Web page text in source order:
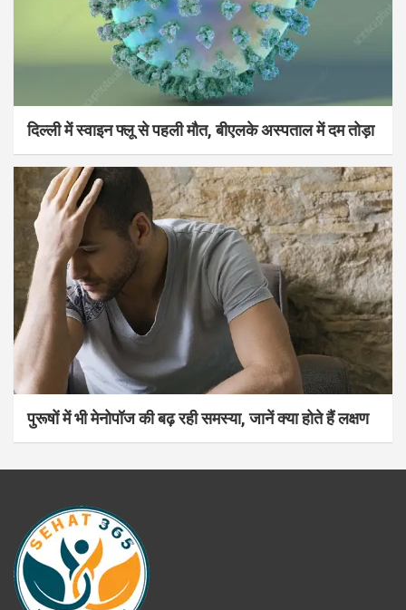
दिल्ली में स्वाइन फ्लू से पहली मौत, बीएलके अस्पताल में दम तोड़ा
पुरूषों में भी मेनोपॉज की बढ़ रही समस्या, जानें क्या होते हैं लक्षण